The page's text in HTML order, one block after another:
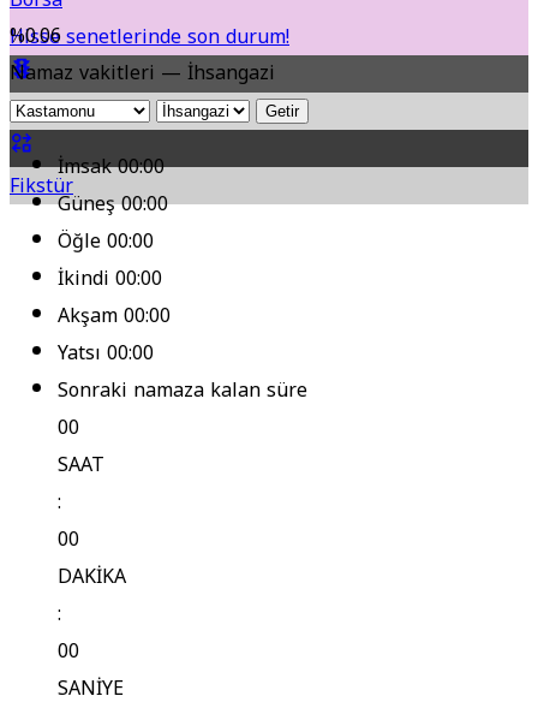
Hisse senetlerinde son durum!
Yol Durumu
Fikstür
%0.06
Namaz vakitleri — İhsangazi
Getir
İmsak00:00
Güneş00:00
Öğle00:00
İkindi00:00
Akşam00:00
Yatsı00:00
Sonraki namaza kalan süre
00
SAAT
:
00
DAKİKA
:
00
SANİYE